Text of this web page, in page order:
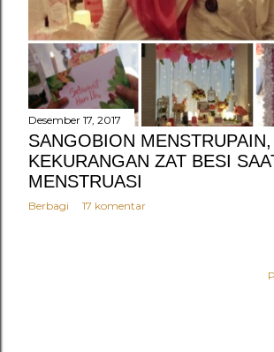
a
n
Desember 17, 2017
SANGOBION MENSTRUPAIN,
KEKURANGAN ZAT BESI
MENSTRUASI
Berbagi 17 komentar